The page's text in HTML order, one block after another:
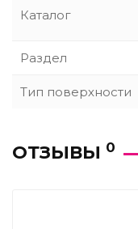
Каталог
Раздел
Тип поверхности
ОТЗЫВЫ 0